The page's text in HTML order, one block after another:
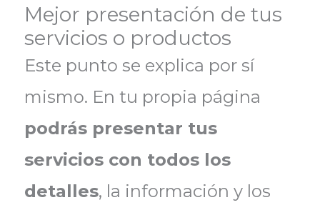
Mejor presentación de tus
servicios o productos
Este punto se explica por sí
mismo. En tu propia página
podrás presentar tus
servicios con todos los
detalles, la información y los